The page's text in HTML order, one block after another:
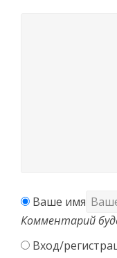
Ваше имя
Комментарий
Вход/